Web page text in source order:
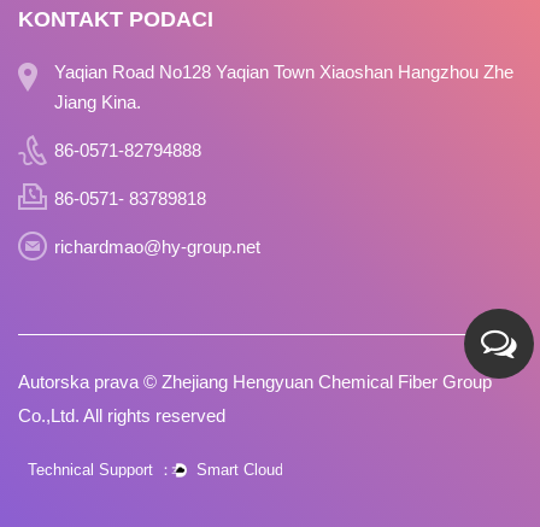
KONTAKT PODACI
Yaqian Road No128 Yaqian Town Xiaoshan Hangzhou Zhe
Jiang Kina.
86-0571-82794888
86-0571- 83789818
richardmao@hy-group.net
Autorska prava © Zhejiang Hengyuan Chemical Fiber Group
Co.,Ltd. All rights reserved